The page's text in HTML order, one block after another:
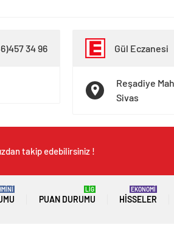
34 96 Gül Eczanesi
Reşadiye
Sivas
takip edebilirsiniz !
PUAN DURUMU
LİG
HISSELER
EKONOMİ